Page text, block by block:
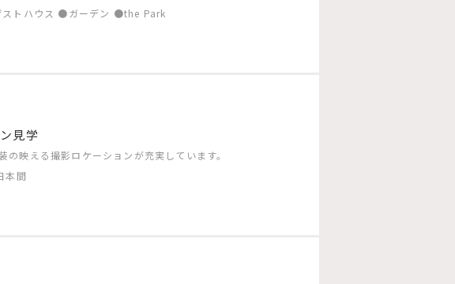
トハウス ●ガーデン ●the Park
見学
の映える撮影ロケーションが充実しています。
本間